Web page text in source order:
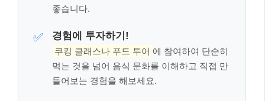
좋습니다.
✅ 경험에 투자하기!
쿠킹 클래스나 푸드 투어 에 참여하여 단순히
먹는 것을 넘어 음식 문화를 이해하고 직접 만
들어보는 경험을 해보세요.